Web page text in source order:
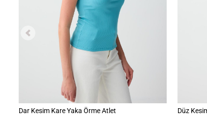
Dar Kesim Kare Yaka Örme Atlet Düz